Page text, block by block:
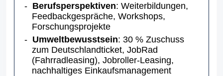
Berufsperspektiven: Weiterbildungen,
Feedbackgespräche, Workshops,
Forschungsprojekte
Umweltbewusstsein: 30 % Zuschuss
zum Deutschlandticket, JobRad
(Fahrradleasing), Jobroller-Leasing,
nachhaltiges Einkaufsmanagement